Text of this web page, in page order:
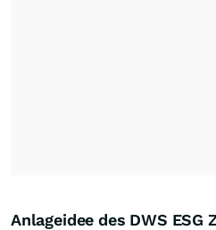
Anlageidee des DWS ESG